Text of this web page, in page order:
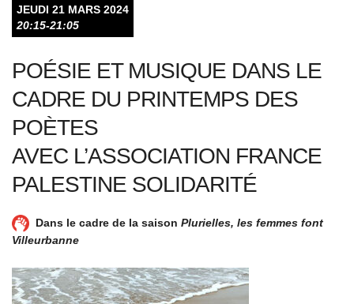
JEUDI 21 MARS 2024
20:15-21:05
POÉSIE ET MUSIQUE DANS LE
CADRE DU PRINTEMPS DES
POÈTES
AVEC L’ASSOCIATION FRANCE
PALESTINE SOLIDARITÉ
Dans le cadre de la saison Plurielles, les femmes font
Villeurbanne